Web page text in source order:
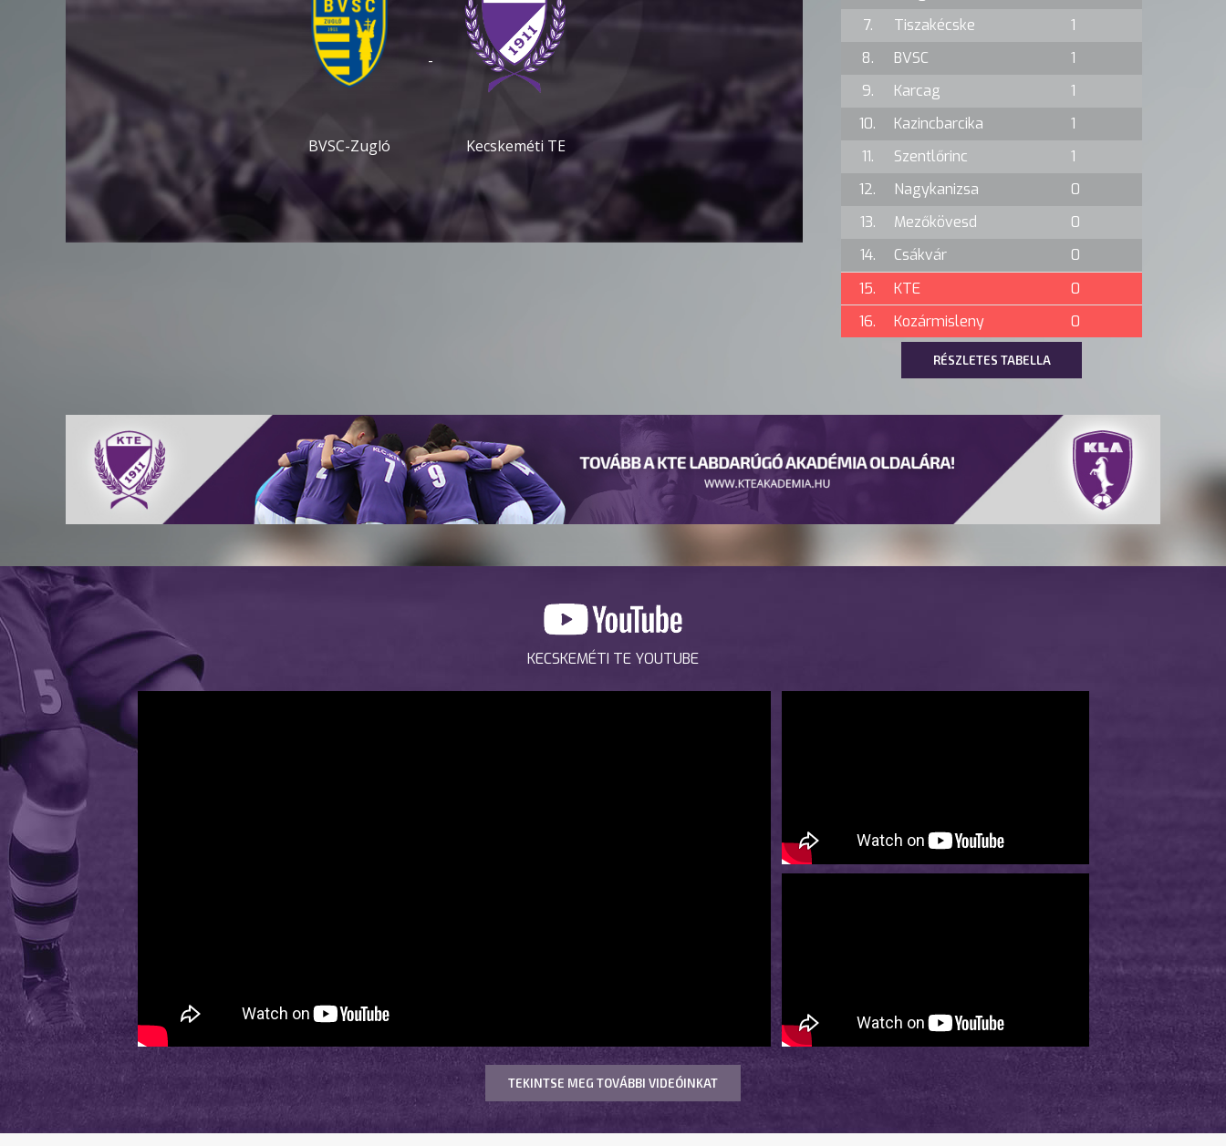
BVSC-Zugló
-
Kecskeméti TE
7.
Tiszakécske
1
8.
BVSC
1
9.
Karcag
1
10.
Kazincbarcika
1
11.
Szentlőrinc
1
12.
Nagykanizsa
0
13.
Mezőkövesd
0
14.
Csákvár
0
15.
KTE
0
16.
Kozármisleny 0
RÉSZLETES TABELLA
KECSKEMÉTI TE YOUTUBE
TEKINTSE MEG TOVÁBBI VIDEÓINKAT